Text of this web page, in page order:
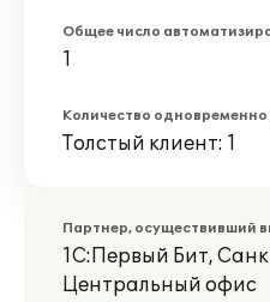
Общее число
1
Количество
Толстый клиент: 1
Партнер, осуществивший
1С:Первый Бит,
Центральный офис